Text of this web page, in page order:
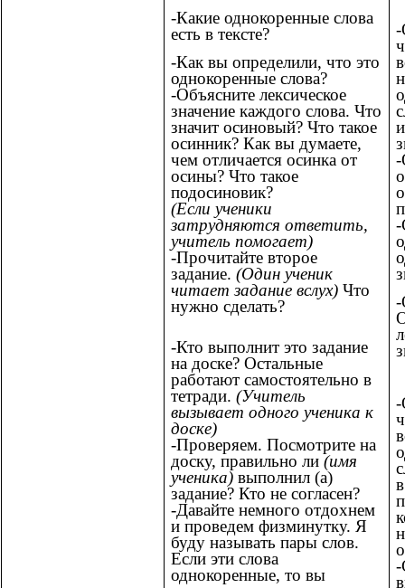
-Какие однокоренные слова
есть в тексте?
-Как вы определили, что это
однокоренные слова?
-Объясните лексическое
значение каждого слова. Что
значит осиновый? Что такое
осинник? Как вы думаете,
чем отличается осинка от
осины? Что такое
подосиновик?
(Если ученики
затрудняются ответить,
учитель помогает)
-Прочитайте второе
задание. (Один ученик
читает задание вслух) Что
нужно сделать?
-Кто выполнит это задание
на доске? Остальные
работают самостоятельно в
тетради. (Учитель
вызывает одного ученика к
доске)
-Проверяем. Посмотрите на
доску, правильно ли(имя
ученика)выполнил (а)
задание? Кто не согласен?
-Давайте немного отдохнем
и проведем физминутку. Я
буду называть пары слов.
Если эти слова
однокоренные, то вы
-
-
-
-
-
-